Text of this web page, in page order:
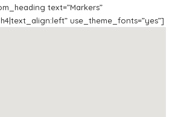
text=”Markers”
use_theme_fonts=”yes”]